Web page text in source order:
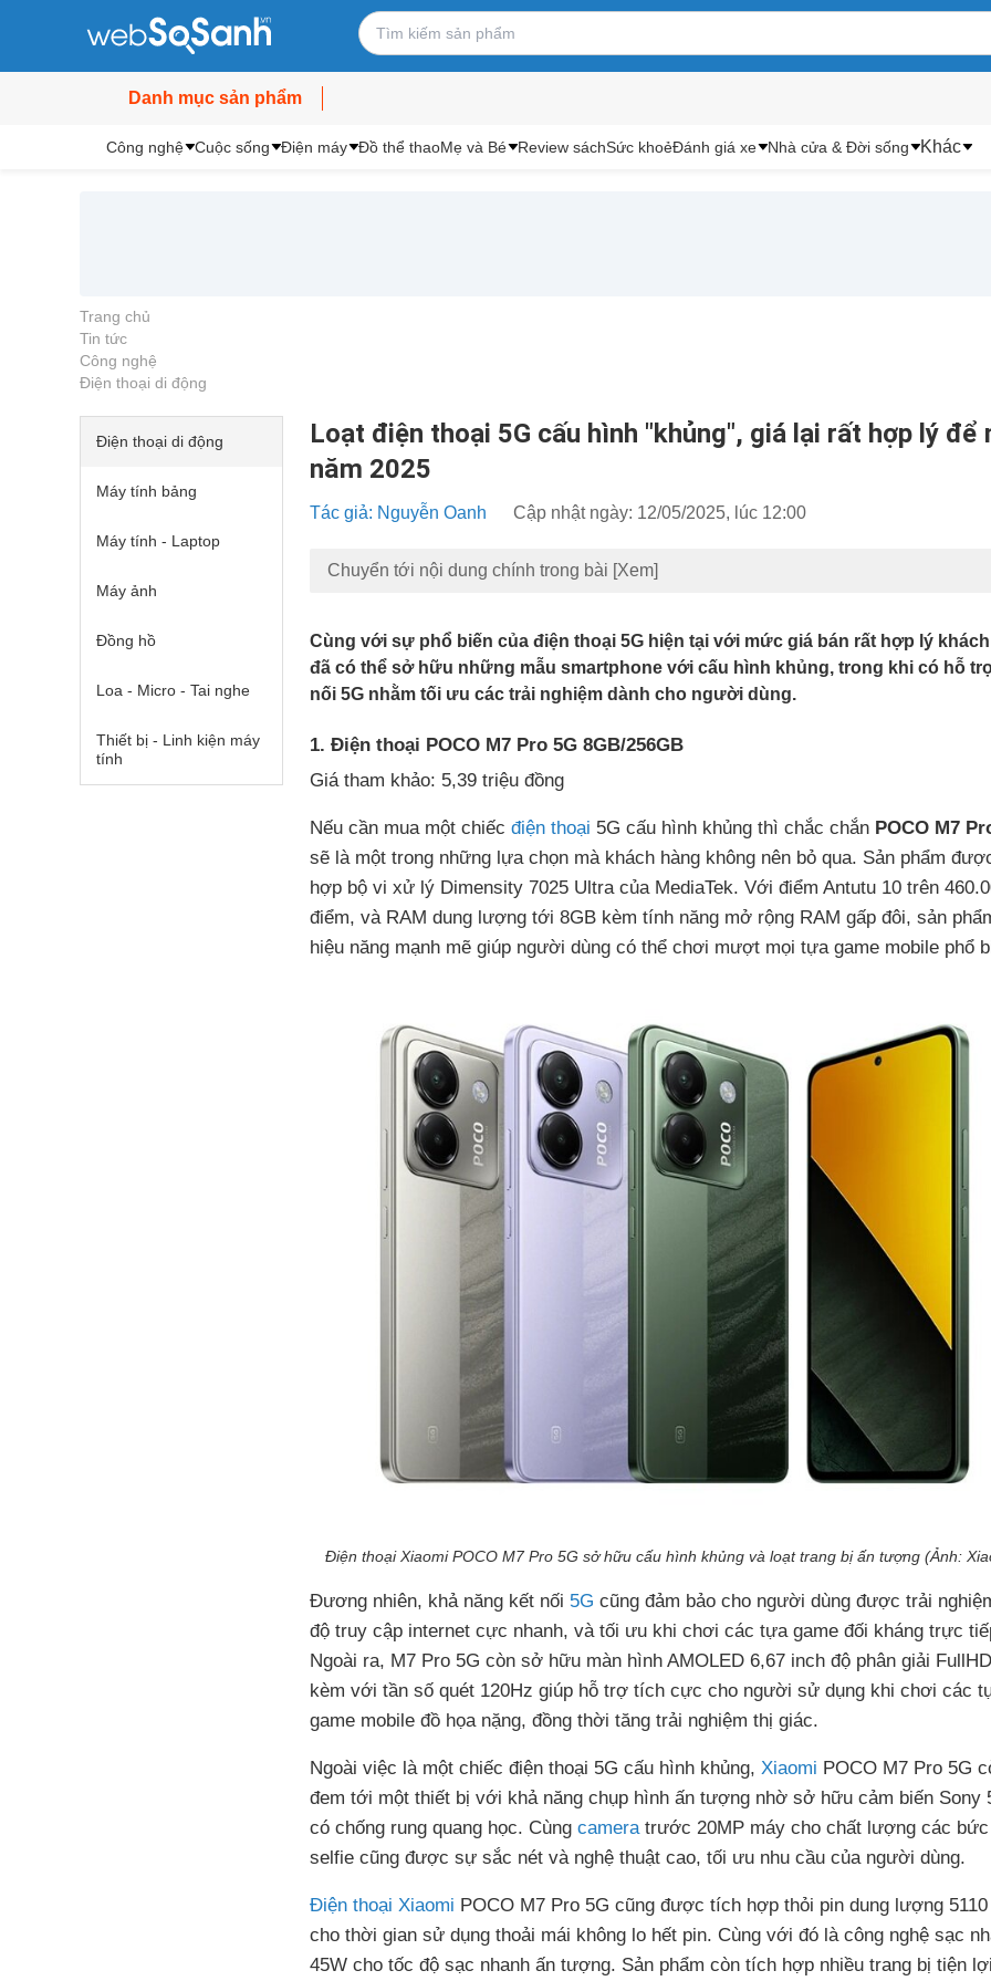
Danh mục sản phẩm
Công nghệ Cuộc sống Điện máy Đồ thể thaoMẹ và Bé Review sáchSức khoẻĐánh giá xe Nhà cửa & Đời sống Khác
Trang chủ
Tin tức
Công nghệ
Điện thoại di động
Điện thoại di động
Máy tính bảng
Máy tính - Laptop
Máy ảnh
Đồng hồ
Loa - Micro - Tai nghe
Thiết bị - Linh kiện máy
tính
Loạt điện thoại 5G cấu hình "khủng", giá lại rất hợp lý để
năm 2025
Tác giả: Nguyễn Oanh Cập nhật ngày: 12/05/2025, lúc 12:00
Chuyển tới nội dung chính trong bài [Xem]
Cùng với sự phổ biến của điện thoại 5G hiện tại với mức giá bán rất hợp lý
đã có thể sở hữu những mẫu smartphone với cấu hình khủng, trong khi có hỗ
nối 5G nhằm tối ưu các trải nghiệm dành cho người dùng.
1. Điện thoại POCO M7 Pro 5G 8GB/256GB
Giá tham khảo: 5,39 triệu đồng
Nếu cần mua một chiếc điện thoại 5G cấu hình khủng thì chắc chắn POCO M7
sẽ là một trong những lựa chọn mà khách hàng không nên bỏ qua. Sản phẩm
hợp bộ vi xử lý Dimensity 7025 Ultra của MediaTek. Với điểm Antutu 10 trên
điểm, và RAM dung lượng tới 8GB kèm tính năng mở rộng RAM gấp đôi, sản
hiệu năng mạnh mẽ giúp người dùng có thể chơi mượt mọi tựa game mobile phổ
Điện thoại Xiaomi POCO M7 Pro 5G sở hữu cấu hình khủng và loạt trang bị ấn tượng (Ảnh:
Đương nhiên, khả năng kết nối 5G cũng đảm bảo cho người dùng được trải
độ truy cập internet cực nhanh, và tối ưu khi chơi các tựa game đối kháng trực
Ngoài ra, M7 Pro 5G còn sở hữu màn hình AMOLED 6,67 inch độ phân giải
kèm với tần số quét 120Hz giúp hỗ trợ tích cực cho người sử dụng khi chơi các
game mobile đồ họa nặng, đồng thời tăng trải nghiệm thị giác.
Ngoài việc là một chiếc điện thoại 5G cấu hình khủng, Xiaomi POCO M7 Pro 5G
đem tới một thiết bị với khả năng chụp hình ấn tượng nhờ sở hữu cảm biến Sony
có chống rung quang học. Cùng cameratrước 20MP máy cho chất lượng các bức
selfie cũng được sự sắc nét và nghệ thuật cao, tối ưu nhu cầu của người dùng.
Điện thoại Xiaomi POCO M7 Pro 5G cũng được tích hợp thỏi pin dung lượng
cho thời gian sử dụng thoải mái không lo hết pin. Cùng với đó là công nghệ sạc
45W cho tốc độ sạc nhanh ấn tượng. Sản phẩm còn tích hợp nhiều trang bị tiện